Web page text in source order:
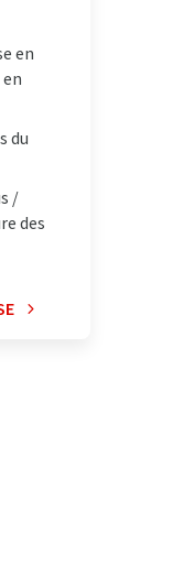
en
du
/
des